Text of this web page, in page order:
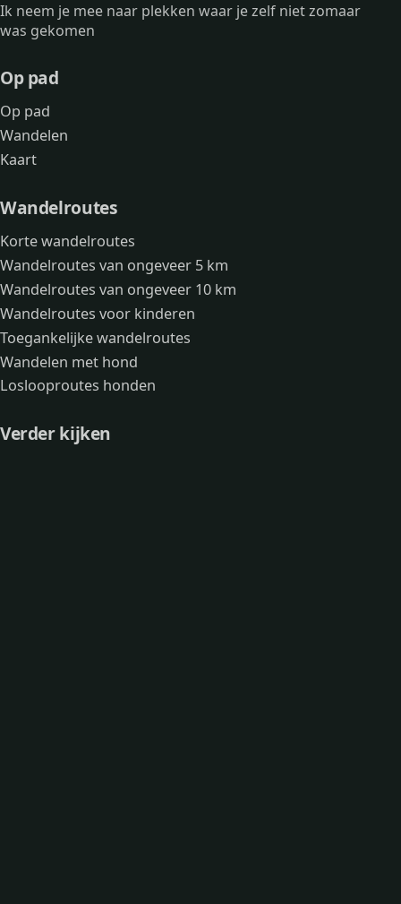
Ik neem je mee naar plekken waar je zelf niet zomaar
was gekomen
Op pad
Op pad
Wandelen
Kaart
Wandelroutes
Korte wandelroutes
Wandelroutes van ongeveer 5 km
Wandelroutes van ongeveer 10 km
Wandelroutes voor kinderen
Toegankelijke wandelroutes
Wandelen met hond
Loslooproutes honden
Verder kijken